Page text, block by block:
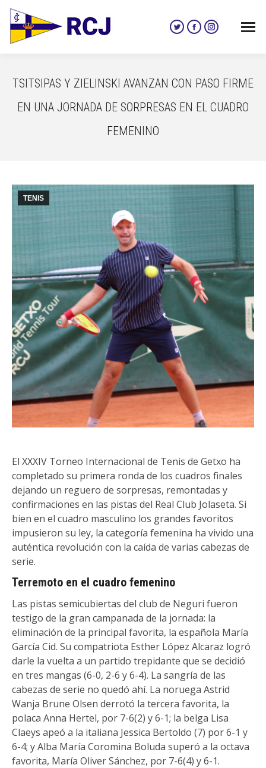
Twitter
in
new
window
Facebook
in
new
window
Instagram
in
new
window
TSITSIPAS Y ZIELINSKI AVANZAN CON PASO FIRME
EN UNA JORNADA DE SORPRESAS EN EL CUADRO
FEMENINO
TENIS
El XXXIV Torneo Internacional de Tenis de Getxo ha
completado su primera ronda de los cuadros finales
dejando un reguero de sorpresas, remontadas y
confirmaciones en las pistas del Real Club Jolaseta. Si
bien en el cuadro masculino los grandes favoritos
impusieron su ley, la categoría femenina ha vivido una
auténtica revolución con la caída de varias cabezas de
serie.
Terremoto en el cuadro femenino
Las pistas semicubiertas del club de Neguri fueron
testigo de la gran campanada de la jornada: la
eliminación de la principal favorita, la española María
García Cid. Su compatriota Esther López Alcaraz logró
darle la vuelta a un partido trepidante que se decidió
en tres mangas (6-0, 2-6 y 6-4). La sangría de las
cabezas de serie no quedó ahí. La noruega Astrid
Wanja Brune Olsen derrotó la tercera favorita, la
polaca Anna Hertel, por 7-6(2) y 6-1; la belga Lisa
Claeys apeó a la italiana Jessica Bertoldo (7) por 6-1 y
6-4; y Alba María Coromina Boluda superó a la octava
favorita, María Oliver Sánchez, por 7-6(4) y 6-1.